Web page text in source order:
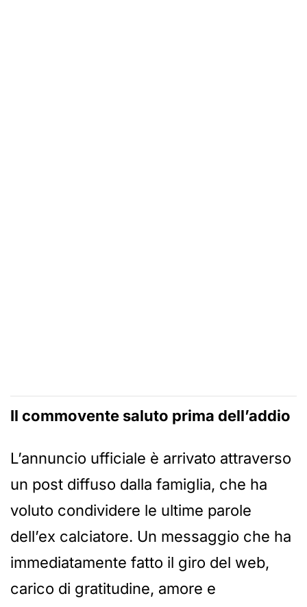
Il commovente saluto prima dell’addio
L’annuncio ufficiale è arrivato attraverso
un post diffuso dalla famiglia, che ha
voluto condividere le ultime parole
dell’ex calciatore. Un messaggio che ha
immediatamente fatto il giro del web,
carico di gratitudine, amore e